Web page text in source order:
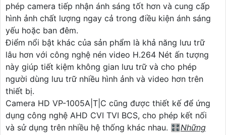
phép camera tiếp nhận ánh sáng tốt hơn và cung cấp
hình ảnh chất lượng ngay cả trong điều kiện ánh sáng
yếu hoặc ban đêm.
Điểm nổi bật khác của sản phẩm là khả năng lưu trữ
lâu hơn với công nghệ nén video H.264 Nét ấn tượng
này giúp tiết kiệm không gian lưu trữ và cho phép
người dùng lưu trữ nhiều hình ảnh và video hơn trên
thiết bị.
Camera HD VP-1005A|T|C cũng được thiết kế để ứng
dụng công nghệ AHD CVI TVI BCS, cho phép kết nối
và sử dụng trên nhiều hệ thống khác nhau. 🎛Những